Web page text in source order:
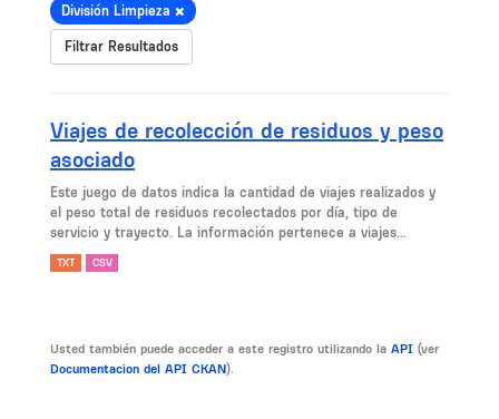
División Limpieza
Filtrar Resultados
Viajes de recolección de residuos y peso
asociado
Este juego de datos indica la cantidad de viajes realizados y
el peso total de residuos recolectados por día, tipo de
servicio y trayecto. La información pertenece a viajes...
TXT CSV
Usted también puede acceder a este registro utilizando la API (ver
Documentacion del API CKAN).